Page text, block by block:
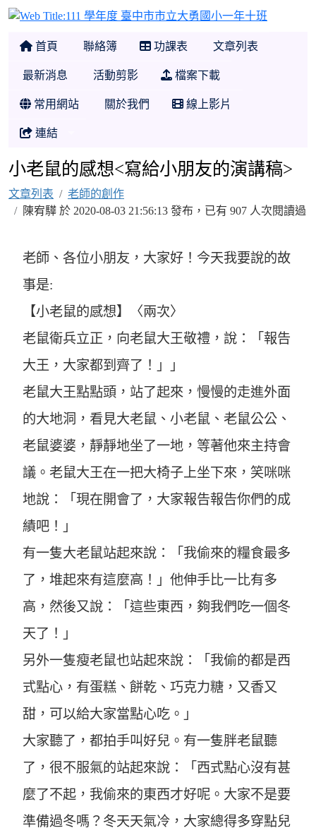
首頁 聯絡簿 功課表 文章列表
最新消息 活動剪影 檔案下載
常用網站 關於我們 線上影片
連結
小老鼠的感想<寫給小朋友的演講稿>
文章列表
老師的創作
陳宥驊 於 2020-08-03 21:56:13 發布，已有 907 人次閱讀過
老師、各位小朋友，大家好！今天我要說的故
事是:
【小老鼠的感想】〈兩次〉
老鼠衛兵立正，向老鼠大王敬禮，說：「報告
大王，大家都到齊了！」」
老鼠大王點點頭，站了起來，慢慢的走進外面
的大地洞，看見大老鼠、小老鼠、老鼠公公、
老鼠婆婆，靜靜地坐了一地，等著他來主持會
議。老鼠大王在一把大椅子上坐下來，笑咪咪
地說：「現在開會了，大家報告報告你們的成
績吧！」
有一隻大老鼠站起來說：「我偷來的糧食最多
了，堆起來有這麼高！」他伸手比一比有多
高，然後又說：「這些東西，夠我們吃一個冬
天了！」
另外一隻瘦老鼠也站起來說：「我偷的都是西
式點心，有蛋糕、餅乾、巧克力糖，又香又
甜，可以給大家當點心吃。」
大家聽了，都拍手叫好兒。有一隻胖老鼠聽
了，很不服氣的站起來說：「西式點心沒有甚
麼了不起，我偷來的東西才好呢。大家不是要
準備過冬嗎？冬天天氣冷，大家總得多穿點兒